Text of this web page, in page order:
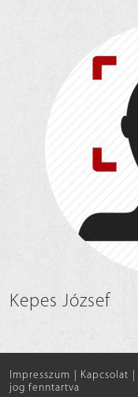
Kepes József
Impresszum | Kapcsolat |
jog fenntartva